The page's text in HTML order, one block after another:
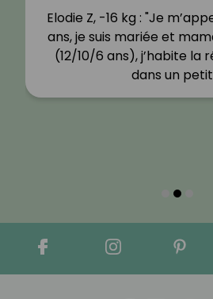
Elodie Z, -16 kg : "Je
ans, je suis mariée et
(12/10/6 ans), j’habite la
dans un